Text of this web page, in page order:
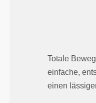
Totale
einfache,
einen